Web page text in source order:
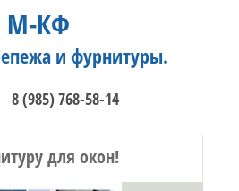
М-КФ
и фурнитуры.
8 (985) 768-58-14
для окон!